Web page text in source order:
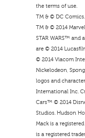
the terms of use.
TM & © DC Comics.
TM & © 2014
STAR WARS™ and
are © 2014
© 2014 Viacom
Nickelodeon,
logos and
International Inc.
Cars™ © 2014
Studios. Hudson
Mack is a
is a registered